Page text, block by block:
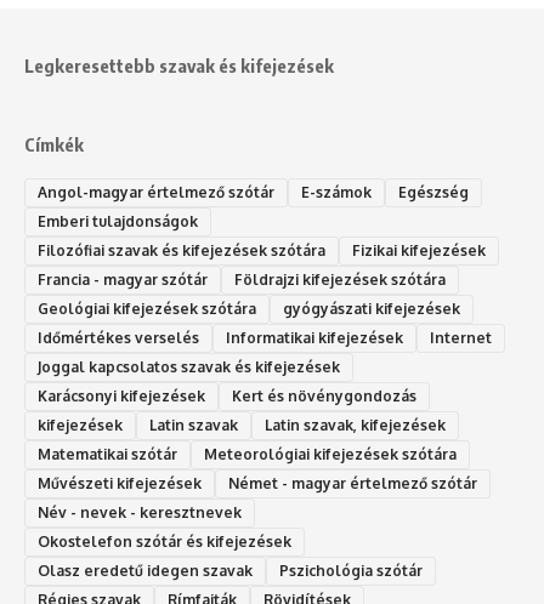
Legkeresettebb szavak és kifejezések
Címkék
Angol-magyar értelmező szótár E-számok
Egészség
Emberi tulajdonságok
Filozófiai szavak és kifejezések szótára
Fizikai kifejezések
Francia - magyar szótár
Földrajzi kifejezések szótára
Geológiai kifejezések szótára
gyógyászati kifejezések
Időmértékes verselés
Informatikai kifejezések
Internet
Joggal kapcsolatos szavak és kifejezések
Karácsonyi kifejezések
Kert és növénygondozás
kifejezések
Latin szavak
Latin szavak, kifejezések
Matematikai szótár
Meteorológiai kifejezések szótára
Művészeti kifejezések
Német - magyar értelmező szótár
Név - nevek - keresztnevek
Okostelefon szótár és kifejezések
Olasz eredetű idegen szavak
Ps‮gólohciz‬ia s‮átóz‬r
Régies szavak
Rímfajták Rövidítések